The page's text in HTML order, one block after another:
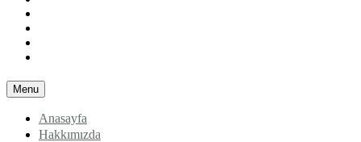
Menu
Anasayfa
Hakkımızda